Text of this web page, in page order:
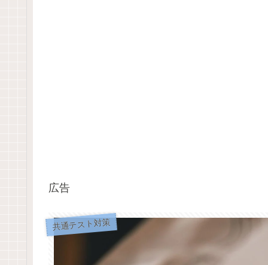
広告
共通テスト対策